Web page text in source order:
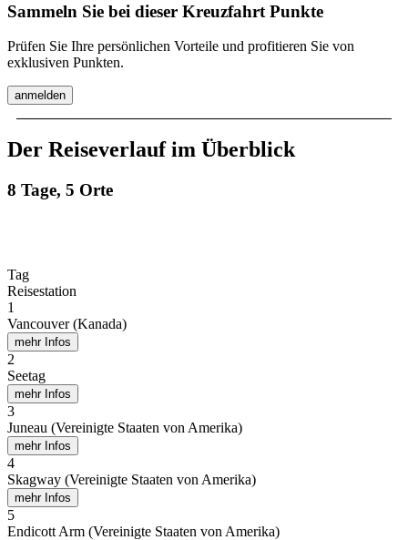
Sammeln Sie bei dieser Kreuzfahrt Punkte
Prüfen Sie Ihre persönlichen Vorteile und profitieren Sie von
exklusiven Punkten.
anmelden
Der Reiseverlauf im Überblick
8 Tage, 5 Orte
Tag
Reisestation
1
Vancouver (Kanada)
mehr Infos
2
Seetag
mehr Infos
3
Juneau (Vereinigte Staaten von Amerika)
mehr Infos
4
Skagway (Vereinigte Staaten von Amerika)
mehr Infos
5
Endicott Arm (Vereinigte Staaten von Amerika)